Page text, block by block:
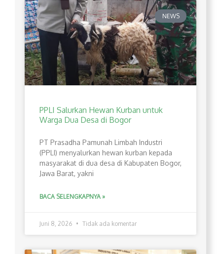
NEWS
PPLI Salurkan Hewan Kurban untuk
Warga Dua Desa di Bogor
PT Prasadha Pamunah Limbah Industri
(PPLI) menyalurkan hewan kurban kepada
masyarakat di dua desa di Kabupaten Bogor,
Jawa Barat, yakni
BACA SELENGKAPNYA »
Juni 8, 2026 Tidak ada komentar